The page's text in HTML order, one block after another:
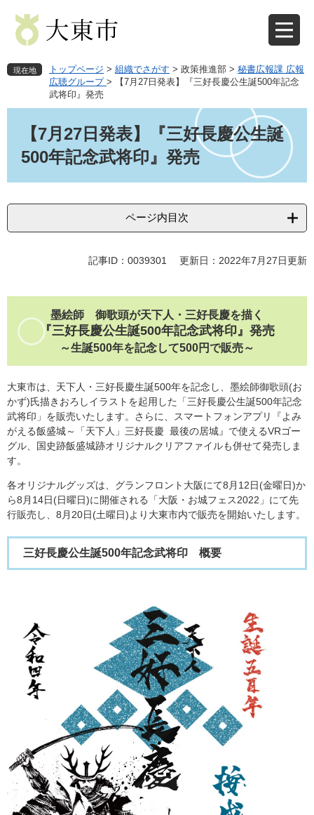
先
す
を
し
現在地 トップページ > 組織でさがす > 政策推進部 > 秘書広報課 広報
広聴グループ >
【7月27日発表】『三好長慶公生誕500年記念
武将印』発売
【7月27日発表】『三好長慶公生誕
500年記念武将印』発売
ページ内目次
記事ID：0039301 更新日：2022年7月27日更新
墨絵師 御歌頭が天下人・三好長慶を描く
『三好長慶公生誕500年記念武将印』発売
～生誕500年を記念して500円で販売～​
大東市は、天下人・三好長慶生誕500年を記念し、墨絵師御歌頭(お
かず)氏描きおろしイラストを起用した「三好長慶公生誕500年記念
武将印」を販売いたします。さらに、スマートフォンアプリ『よみ
がえる飯盛城～「天下人」三好長慶 最後の居城』で使えるVRゴー
グル、国史跡飯盛城跡オリジナルクリアファイルも併せて発売しま
す。
各オリジナルグッズは、グランフロント大阪にて8月12日(金曜日)か
ら8月14日(日曜日)に開催される「大阪・お城フェス2022」にて先
行販売し、8月20日(土曜日)より大東市内で販売を開始いたします。
三好長慶公生誕500年記念武将印 概要